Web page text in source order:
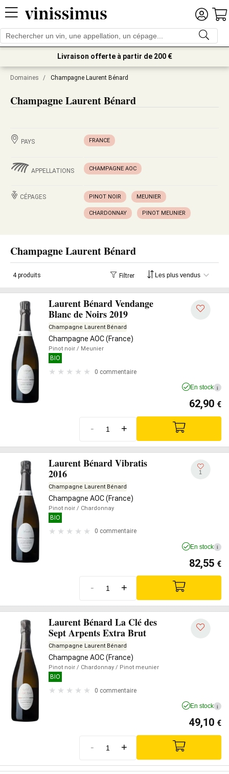
Livraison offerte à partir de 200 €
Domaines / Champagne Laurent Bénard
Champagne Laurent Bénard
PAYS FRANCE
APPELLATIONS CHAMPAGNE AOC
CÉPAGES PINOT NOIR MEUNIER
CHARDONNAY PINOT MEUNIER
Champagne Laurent Bénard
4 produits Filtrer
Laurent Bénard Vendange
Blanc de Noirs 2019
Champagne Laurent Bénard
Champagne AOC (France)
Pinot noir / Meunier
BIO
0 commentaire
En stock i
62,90 €
- +
Laurent Bénard Vibratis
2016
Champagne Laurent Bénard
Champagne AOC (France)
Pinot noir / Chardonnay
BIO
0 commentaire
1
En stock i
82,55 €
- +
Laurent Bénard La Clé des
Sept Arpents Extra Brut
Champagne Laurent Bénard
Champagne AOC (France)
Pinot noir / Chardonnay / Pinot meunier
BIO
0 commentaire
En stock i
49,10 €
- +